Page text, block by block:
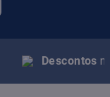
Descontos